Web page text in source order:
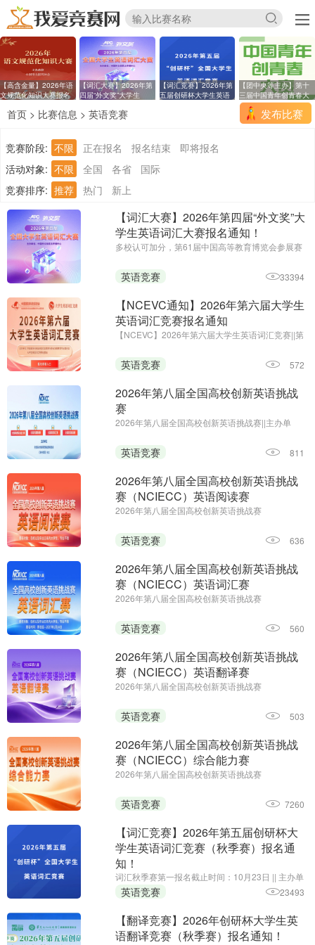
【高含金量】2026年语
文规范化知识大赛报名
【词汇大赛】2026年第
四届“外文奖”大学生
【词汇竞赛】2026年第
五届创研杯大学生英语
【团中央等主办】第十
三届中国青年创青春大
发布比赛
首页 > 比赛信息 > 英语竞赛
竞赛阶段: 不限 正在报名 报名结束
即将报名
活动对象: 不限 全国 各省
国际
竞赛排序: 推荐 热门 新上
【词汇大赛】2026年第四届“外文奖”大
学生英语词汇大赛报名通知！
多校认可加分，第61届中国高等教育博览会参展赛
英语竞赛 33394
【NCEVC通知】2026年第六届大学生
英语词汇竞赛报名通知
【NCEVC】2026年第六届大学生英语词汇竞赛||第
英语竞赛 572
2026年第八届全国高校创新英语挑战
赛
2026年第八届全国高校创新英语挑战赛||主办单
杂志||报名时间：即日起—2026年12月25日
英语竞赛 811
2026年第八届全国高校创新英语挑战
赛（NCIECC）英语阅读赛
2026年第八届全国高校创新英语挑战赛
新英语挑战赛组委会、《海外英语》杂志；报名时
间：即日起—2026年12月25日
英语竞赛 636
2026年第八届全国高校创新英语挑战
赛（NCIECC）英语词汇赛
2026年第八届全国高校创新英语挑战赛
新英语挑战赛组委会、《海外英语》杂志；报名及
初赛时间：即日起至2027年1月14日
英语竞赛 560
2026年第八届全国高校创新英语挑战
赛（NCIECC）英语翻译赛
2026年第八届全国高校创新英语挑战赛
至11月26日||第二场报名时间：即日起至2027年1月
7日||主办单位：全国高校创新英语挑战赛组委会、
英语竞赛 503
2026年第八届全国高校创新英语挑战
赛（NCIECC）综合能力赛
2026年第八届全国高校创新英语挑战赛
月13日;主办单位:全国高校创新英语挑战赛组委会、
《海外英语》杂志
英语竞赛 7260
【词汇竞赛】2026年第五届创研杯大
学生英语词汇竞赛（秋季赛）报名通
知！
词汇秋季赛第一报名截止时间：10月23日 || 主办单
位：华夏文化促进会素质教育委员会，承办单位：
黑龙江省创新教育研究院、我爱竞赛网，组织单
位：创研杯大学生英语竞赛组委会
英语竞赛 23493
【翻译竞赛】2026年创研杯大学生英
语翻译竞赛（秋季赛）报名通知！